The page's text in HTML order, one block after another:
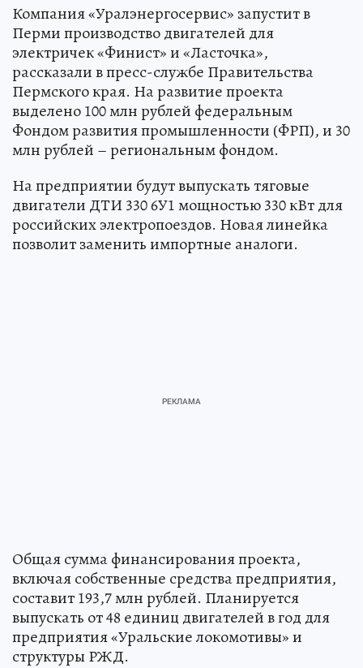
Компания «Уралэнергосервис» запустит в
Перми производство двигателей для
электричек «Финист» и «Ласточка»,
рассказали в пресс-службе Правительства
Пермского края. На развитие проекта
выделено 100 млн рублей федеральным
Фондом развития промышленности (ФРП), и 30
млн рублей – региональным фондом.
На предприятии будут выпускать тяговые
двигатели ДТИ 330 6У1 мощностью 330 кВт для
российских электропоездов. Новая линейка
позволит заменить импортные аналоги.
Общая сумма финансирования проекта,
включая собственные средства предприятия,
составит 193,7 млн рублей. Планируется
выпускать от 48 единиц двигателей в год для
предприятия «Уральские локомотивы» и
структуры РЖД.